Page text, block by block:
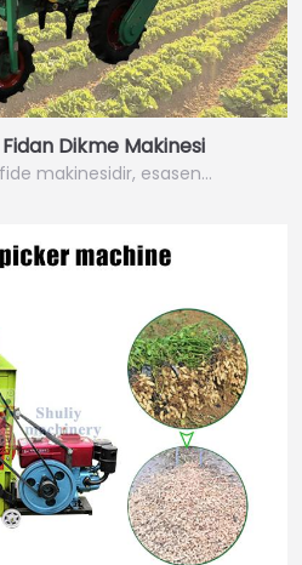
Dikme Makinesi
makinesidir, esasen…